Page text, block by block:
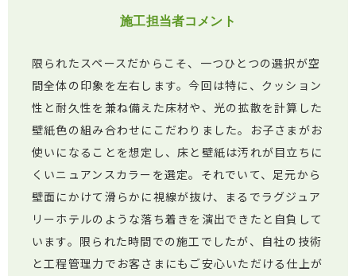
施工担当者コメント
限られたスペースだからこそ、一つひとつの選択が空
間全体の印象を左右します。今回は特に、クッション
性と耐久性を兼ね備えた床材や、光の拡散を計算した
壁紙色の組み合わせにこだわりました。お子さまがお
使いになることを想定し、床と壁紙は汚れが目立ちに
くいニュアンスカラーを選定。それでいて、足元から
壁面にかけて滑らかに視線が抜け、まるでラグジュア
リーホテルのような落ち着きを演出できたと自負して
います。限られた時間での施工でしたが、自社の技術
と工程管理力でお客さまにもご安心いただける仕上が